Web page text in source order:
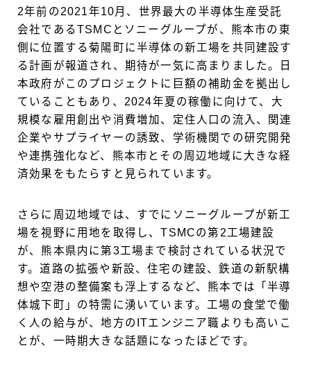
2年前の2021年10月、世界最大の半導体生産受託
会社であるTSMCとソニーグループが、熊本市の東
側に位置する菊陽町に半導体の新工場を共同建設す
る計画が報道され、期待が一気に高まりました。日
本政府がこのプロジェクトに巨額の補助金を拠出し
ていることもあり、2024年夏の稼働に向けて、大
規模な雇用創出や消費増加、定住人口の流入、関連
企業やサプライヤーの誘致、学術機関での研究開発
や連携強化など、熊本市とその周辺地域に大きな経
済効果をもたらすと見られています。
さらに周辺地域では、すでにソニーグループが新工
場を視野に用地を取得し、TSMCの第2工場建設
が、熊本県内に第3工場まで検討されている状況で
す。道路の拡張や新設、住宅の建設、鉄道の新駅構
想や空港の整備案も浮上するなど、熊本では「半導
体城下町」の特需に湧いています。工場の食堂で働
く人の給与が、地方のITエンジニア職よりも高いこ
とが、一時期大きな話題になったほどです。